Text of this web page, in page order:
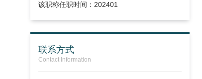
该职称任职时间：202401
联系方式
Contact Information